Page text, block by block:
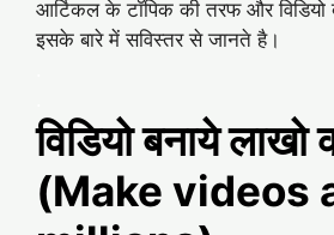
आर्टिकल के टॉपिक की तरफ और विडियो
इसके बारे में सविस्तर से जानते है।
विडियो बनाये लाखो
(Make videos